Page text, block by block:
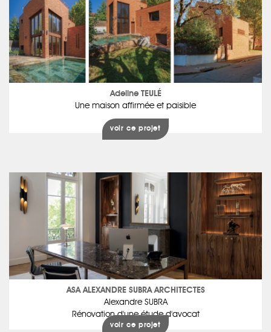
Adeline TEULÉ
Une maison affirmée et paisible
voir ce projet
ASA ALEXANDRE SUBRA ARCHITECTES
Alexandre SUBRA
Rénovation d'une étude d'avocat
voir ce projet